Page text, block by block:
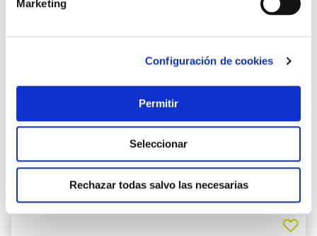
Marketing
Configuración de cookies
Permitir
Seleccionar
Rechazar todas salvo las necesarias
También te puede interesar